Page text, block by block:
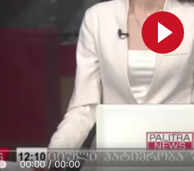
00:00 / 00:00